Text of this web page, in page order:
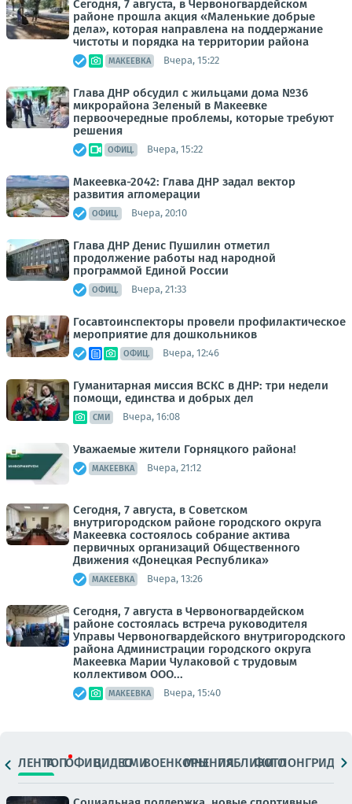
Сегодня, 7 августа, в Червоногвардейском
районе прошла акция «Маленькие добрые
дела», которая направлена на поддержание
чистоты и порядка на территории района
МАКЕЕВКА Вчера, 15:22
Глава ДНР обсудил с жильцами дома №36
микрорайона Зеленый в Макеевке
первоочередные проблемы, которые требуют
решения
ОФИЦ. Вчера, 15:22
Макеевка-2042: Глава ДНР задал вектор
развития агломерации
ОФИЦ. Вчера, 20:10
Глава ДНР Денис Пушилин отметил
продолжение работы над народной
программой Единой России
ОФИЦ. Вчера, 21:33
Госавтоинспекторы провели профилактическое
мероприятие для дошкольников
ОФИЦ. Вчера, 12:46
Гуманитарная миссия ВСКС в ДНР: три недели
помощи, единства и добрых дел
СМИ Вчера, 16:08
Уважаемые жители Горняцкого района!
МАКЕЕВКА Вчера, 21:12
Сегодня, 7 августа, в Советском
внутригородском районе городского округа
Макеевка состоялось собрание актива
первичных организаций Общественного
Движения «Донецкая Республика»
МАКЕЕВКА Вчера, 13:26
Сегодня, 7 августа в Червоногвардейском
районе состоялась встреча руководителя
Управы Червоногвардейского внутригородского
района Администрации городского округа
Макеевка Марии Чулаковой с трудовым
коллективом ООО...
МАКЕЕВКА Вчера, 15:40
ЛЕНТАТОПОФИЦ.ВИДЕОСМИВОЕНКОРЫМНЕНИЯПАБЛИКИ
ФОТОЛОНГРИДЫ